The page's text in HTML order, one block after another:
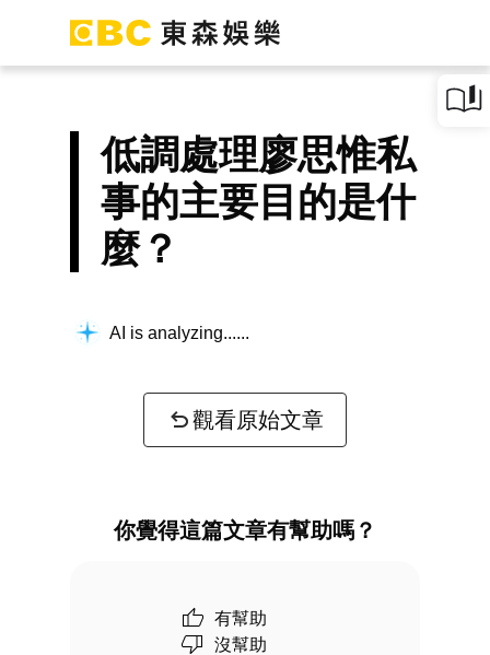
低調處理廖思惟私
事的主要目的是什
麼？
AI is analyzing...
觀看原始文章
你覺得這篇文章有幫助嗎？
有幫助
沒幫助